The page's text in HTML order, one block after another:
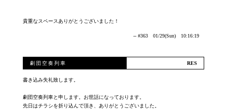
貴重なスペースありがとうございました！
-- #363 01/29(Sun) 10:16:19
劇団空奏列車
書き込み失礼致します。
劇団空奏列車と申します。お世話になっております。
先日はチラシを折り込んで頂き、ありがとうございました。